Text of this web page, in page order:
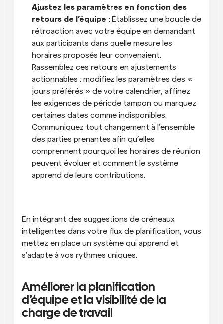
Ajustez les paramètres en fonction des
retours de l’équipe : Établissez une boucle de
rétroaction avec votre équipe en demandant
aux participants dans quelle mesure les
horaires proposés leur convenaient.
Rassemblez ces retours en ajustements
actionnables : modifiez les paramètres des «
jours préférés » de votre calendrier, affinez
les exigences de période tampon ou marquez
certaines dates comme indisponibles.
Communiquez tout changement à l’ensemble
des parties prenantes afin qu’elles
comprennent pourquoi les horaires de réunion
peuvent évoluer et comment le système
apprend de leurs contributions.
En intégrant des suggestions de créneaux
intelligentes dans votre flux de planification, vous
mettez en place un système qui apprend et
s’adapte à vos rythmes uniques.
Améliorer la planification
d’équipe et la visibilité de la
charge de travail